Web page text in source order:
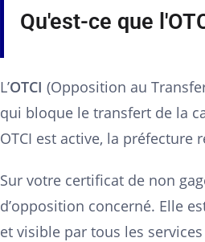
Qu'est-ce que
L’OTCI (Opposition au
qui bloque le transfert de la
OTCI est active, la préfecture
Sur votre certificat de non
d’opposition concerné. Elle
et visible par tous les services